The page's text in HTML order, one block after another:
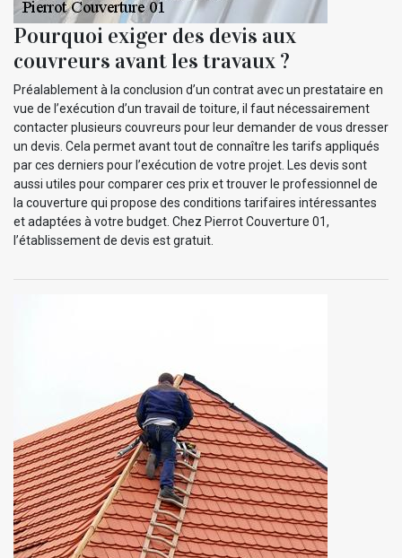
Pourquoi exiger des devis aux
couvreurs avant les travaux ?
Préalablement à la conclusion d’un contrat avec un prestataire en
vue de l’exécution d’un travail de toiture, il faut nécessairement
contacter plusieurs couvreurs pour leur demander de vous dresser
un devis. Cela permet avant tout de connaître les tarifs appliqués
par ces derniers pour l’exécution de votre projet. Les devis sont
aussi utiles pour comparer ces prix et trouver le professionnel de
la couverture qui propose des conditions tarifaires intéressantes
et adaptées à votre budget. Chez Pierrot Couverture 01,
l’établissement de devis est gratuit.